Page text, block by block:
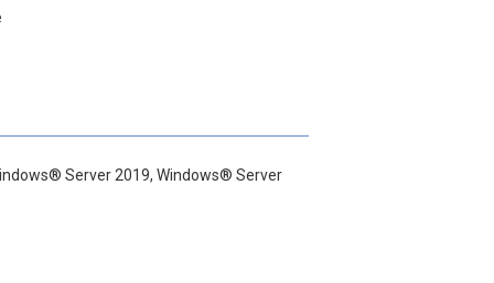
Server 2019, Windows® Server